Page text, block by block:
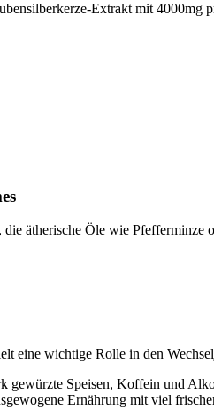
Extrakt mit 4000mg
die ätherische Öle wie
eine wichtige Rolle in den
gewürzte Speisen, Koffein und
Ernährung mit viel